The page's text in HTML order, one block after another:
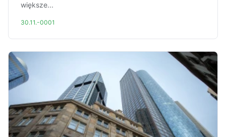
większe...
30.11.-0001